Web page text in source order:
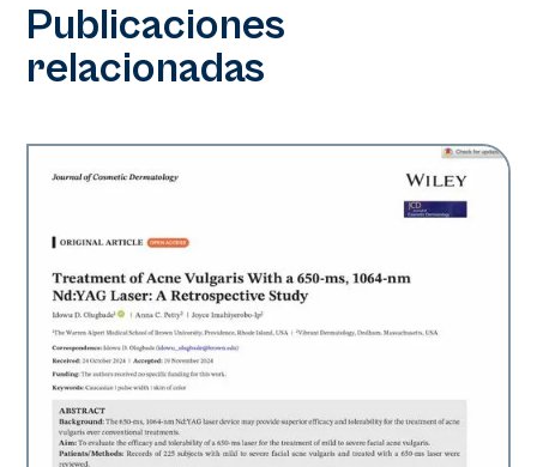
Publicaciones
relacionadas